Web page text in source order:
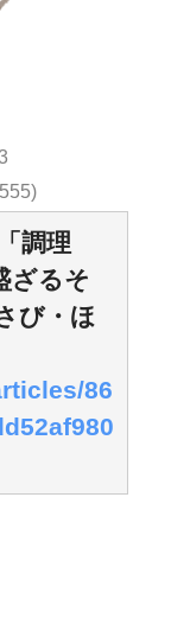
調理
ざるそ
び・ほ
86